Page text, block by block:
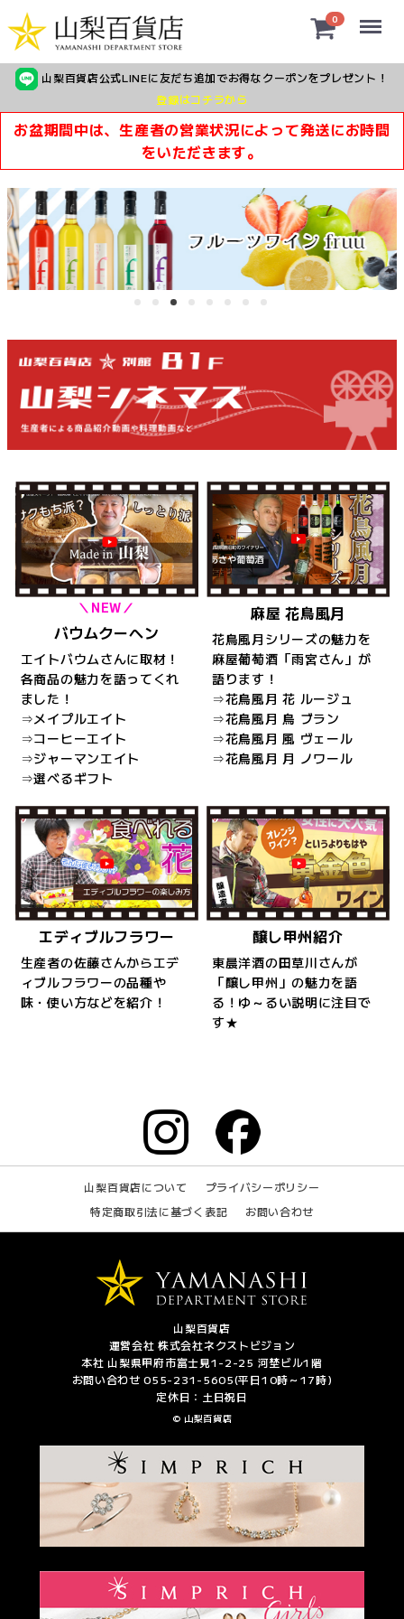
0 Menu
山梨百貨店公式LINEに友だち追加でお得なクーポンをプレゼント！
登録はコチラから
お盆期間中は、生産者の営業状況によって発送にお時間
をいただきます。
＼NEW／
バウムクーヘン
エイトバウムさんに取材！
各商品の魅力を語ってくれ
ました！
⇒メイプルエイト
⇒コーヒーエイト
⇒ジャーマンエイト
⇒選べるギフト
麻屋 花鳥風月
花鳥風月シリーズの魅力を
麻屋葡萄酒「雨宮さん」が
語ります！
⇒花鳥風月 花 ルージュ
⇒花鳥風月 鳥 ブラン
⇒花鳥風月 風 ヴェール
⇒花鳥風月 月 ノワール
エディブルフラワー
生産者の佐藤さんからエデ
ィブルフラワーの品種や
味・使い方などを紹介！
醸し甲州紹介
東晨洋酒の田草川さんが
「醸し甲州」の魅力を語
る！ゆ～るい説明に注目で
す★
山梨百貨店について
プライバシーポリシー
特定商取引法に基づく表記
お問い合わせ
山梨百貨店
運営会社 株式会社ネクストビジョン
本社 山梨県甲府市富士見1-2-25 河埜ビル1階
お問い合わせ 055-231-5605(平日10時～17時)
定休日：土日祝日
© 山梨百貨店